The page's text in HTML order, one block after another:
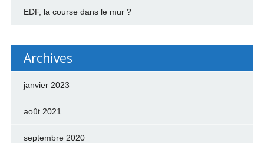
EDF, la course dans le mur ?
Archives
janvier 2023
août 2021
septembre 2020